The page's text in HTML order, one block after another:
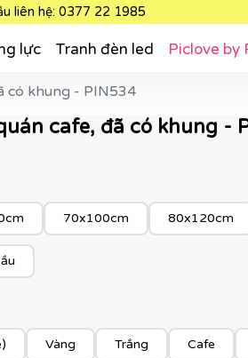
liên hệ: 0377 22 1985
lực Tranh đèn led Piclove by
có khung - PIN534
cafe, đã có khung -
70x100cm 80x120cm
màu khung
Vàng Trắng Cafe